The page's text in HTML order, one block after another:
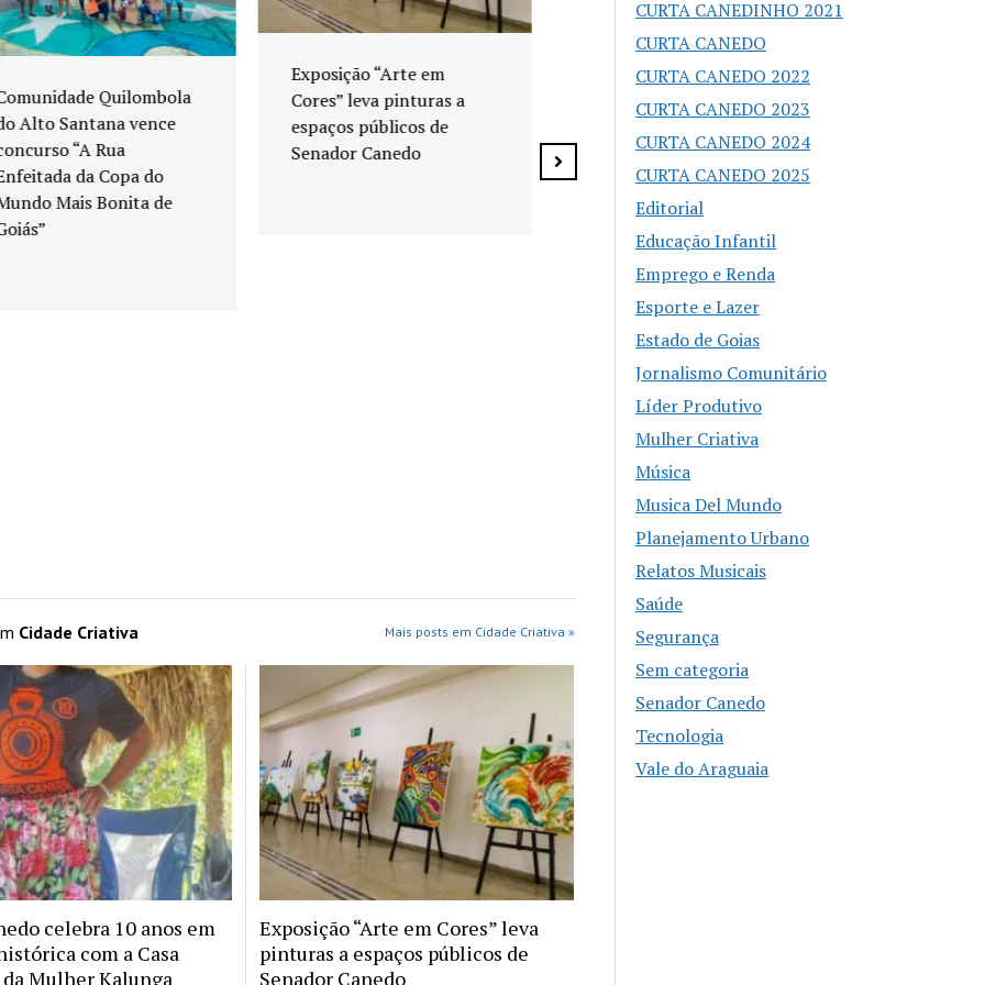
Quilombola
Alto Santana vence
“A Rua
da Copa do
Mais Bonita de
Exposição “Arte em
Cores” leva pinturas a
espaços públicos de
Senador Canedo
Agosto Lilás reforça
combate à violência
Senador Canedo
Cidade Criativa Mais posts em Cidade Criativa »
celebra 10 anos em
com a Casa
Mulher Kalunga
Exposição “Arte em Cores” leva
pinturas a espaços públicos de
Senador Canedo
CURTA CANEDINHO 2021
CURTA CANEDO
CURTA CANEDO 2022
CURTA CANEDO 2023
CURTA CANEDO 2024
CURTA CANEDO 2025
Editorial
Educação Infantil
Emprego e Renda
Esporte e Lazer
Estado de Goias
Jornalismo Comunitário
Líder Produtivo
Mulher Criativa
Música
Musica Del Mundo
Planejamento Urbano
Relatos Musicais
Saúde
Segurança
Sem categoria
Senador Canedo
Tecnologia
Vale do Araguaia